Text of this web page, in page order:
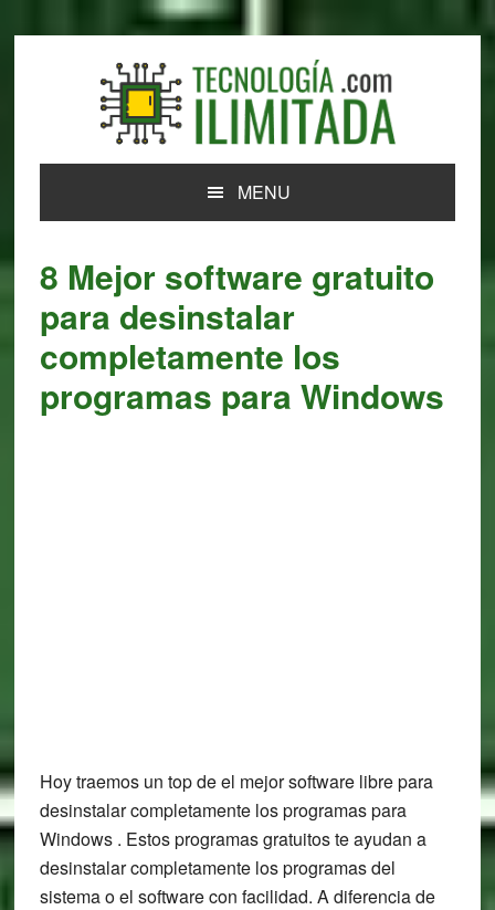
MENU
8 Mejor software gratuito
para desinstalar
completamente los
programas para Windows
Hoy traemos un top de el mejor software libre para
desinstalar completamente los programas para
Windows . Estos programas gratuitos te ayudan a
desinstalar completamente los programas del
sistema o el software con facilidad. A diferencia de